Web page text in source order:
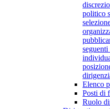
politico
Elenco
Posti di
Ruolo